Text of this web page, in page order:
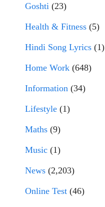
Goshti (23)
Health & Fitness (5)
Hindi Song Lyrics (1)
Home Work (648)
Information (34)
Lifestyle (1)
Maths (9)
Music (1)
News (2,203)
Online Test (46)